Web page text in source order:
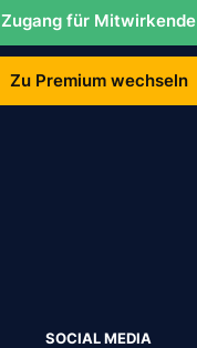
Zugang für Mitwirkende
Zu Premium wechseln
SOCIAL MEDIA